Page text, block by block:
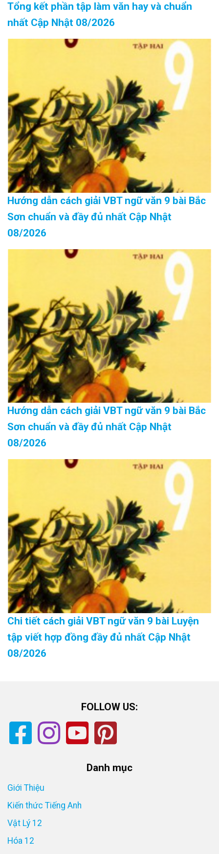
Tổng kết phần tập làm văn hay và chuẩn
nhất Cập Nhật 08/2026
Hướng dẫn cách giải VBT ngữ văn 9 bài Bắc
Sơn chuẩn và đầy đủ nhất Cập Nhật
08/2026
Hướng dẫn cách giải VBT ngữ văn 9 bài Bắc
Sơn chuẩn và đầy đủ nhất Cập Nhật
08/2026
Chi tiết cách giải VBT ngữ văn 9 bài Luyện
tập viết hợp đồng đầy đủ nhất Cập Nhật
08/2026
FOLLOW US:
Danh mục
Giới Thiệu
Kiến thức Tiếng Anh
Vật Lý 12
Hóa 12